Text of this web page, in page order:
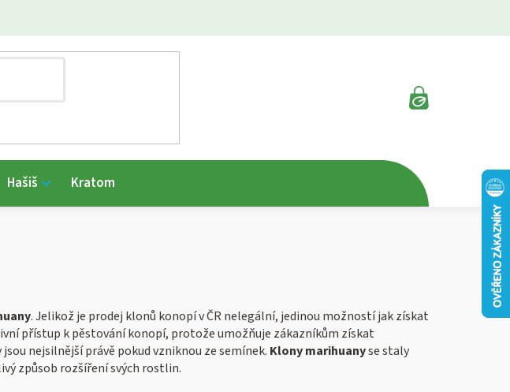
NÁKUPNÍ
Hašiš Kratom
. Jelikož je prodej klonů konopí v ČR nelegální, jedinou možností jak získat
přístup k pěstování konopí, protože umožňuje zákazníkům získat
nejsilnější právě pokud vzniknou ze semínek. Klony marihuanyse staly
způsob rozšíření svých rostlin.